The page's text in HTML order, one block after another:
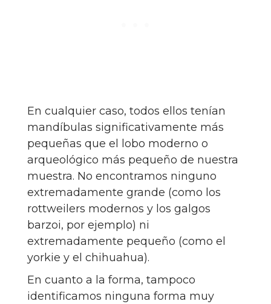
En cualquier caso, todos ellos tenían
mandíbulas significativamente más
pequeñas que el lobo moderno o
arqueológico más pequeño de nuestra
muestra. No encontramos ninguno
extremadamente grande (como los
rottweilers modernos y los galgos
barzoi, por ejemplo) ni
extremadamente pequeño (como el
yorkie y el chihuahua).
En cuanto a la forma, tampoco
identificamos ninguna forma muy